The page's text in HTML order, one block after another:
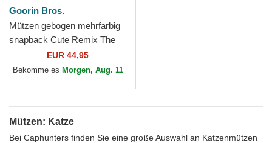
Goorin Bros.
Mützen gebogen mehrfarbig
snapback Cute Remix The
Farm Goorin Bros.
EUR 44,95
Bekomme es Morgen, Aug. 11
Mützen: Katze
Bei Caphunters finden Sie eine große Auswahl an Katzenmützen